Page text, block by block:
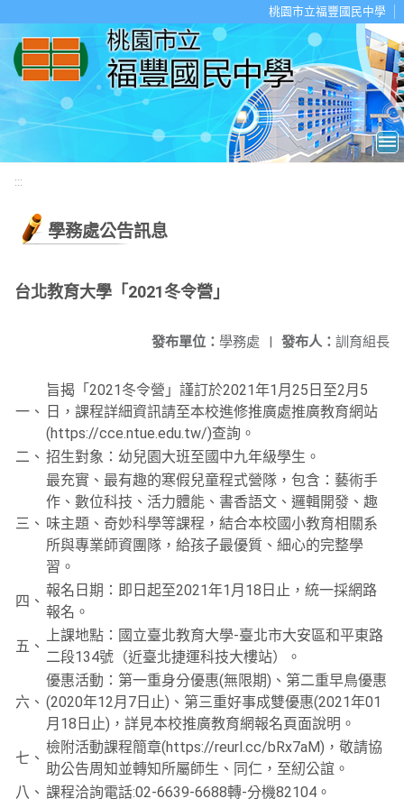
桃園市立福豐國民中學
:::
學務處公告訊息
台北教育大學「2021冬令營」
發布人： 訓育組長
發布單位： 學務處 |
一、
旨揭「2021冬令營」謹訂於2021年1月25日至2月5
日，課程詳細資訊請至本校進修推廣處推廣教育網站
(https://cce.ntue.edu.tw/)查詢。
二、 招生對象：幼兒園大班至國中九年級學生。
三、
最充實、最有趣的寒假兒童程式營隊，包含：藝術手
作、數位科技、活力體能、書香語文、邏輯開發、趣
味主題、奇妙科學等課程，結合本校國小教育相關系
所與專業師資團隊，給孩子最優質、細心的完整學
習。
四、
報名日期：即日起至2021年1月18日止，統一採網路
報名。
五、
上課地點：國立臺北教育大學-臺北市大安區和平東路
二段134號（近臺北捷運科技大樓站）。
六、
優惠活動：第一重身分優惠(無限期)、第二重早鳥優惠
(2020年12月7日止)、第三重好事成雙優惠(2021年01
月18日止)，詳見本校推廣教育網報名頁面說明。
七、
檢附活動課程簡章(https://reurl.cc/bRx7aM)，敬請協
助公告周知並轉知所屬師生、同仁，至紉公誼。
八、 課程洽詢電話:02-6639-6688轉-分機82104。